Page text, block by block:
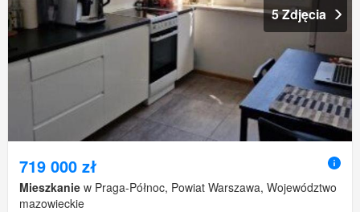
5 Zdjęcia
719 000 zł
Mieszkanie w Praga-Północ, Powiat Warszawa, Województwo
mazowieckie